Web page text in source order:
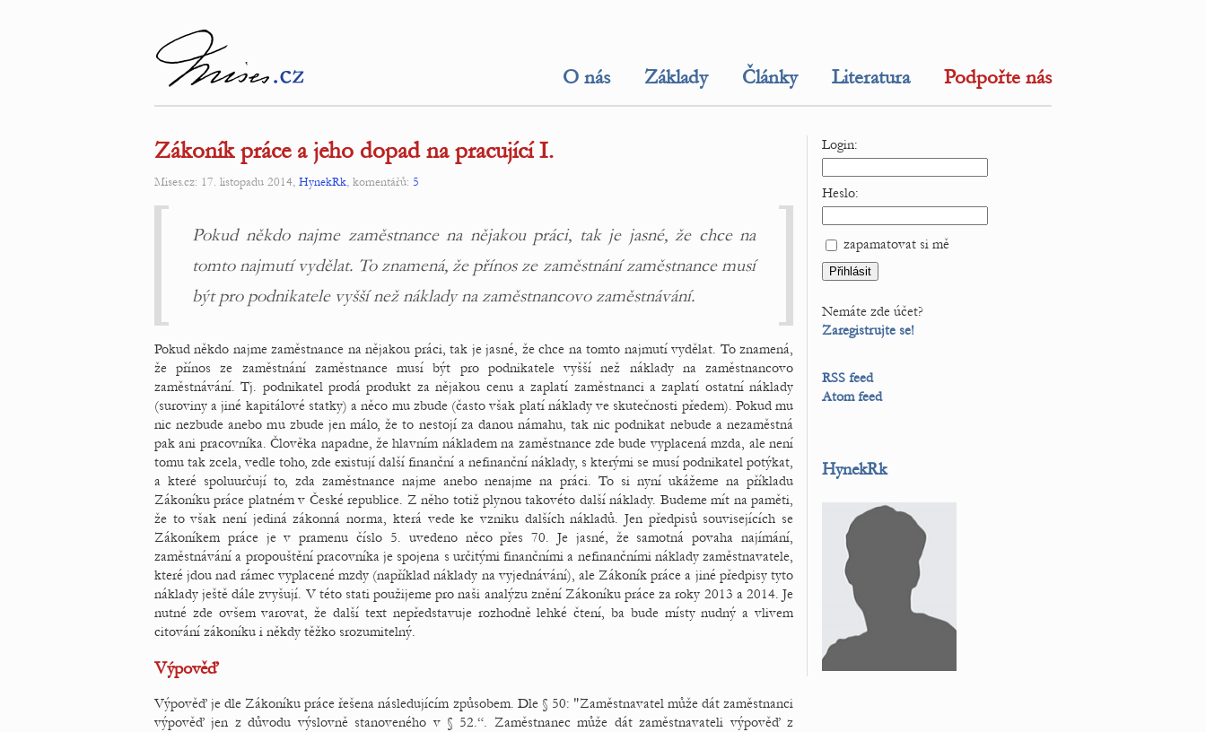
O nás Základy Články Literatura Podpořte nás
Zákoník práce a jeho dopad na pracující I.
Mises.cz: 17. listopadu 2014, HynekRk, komentářů: 5
Pokud někdo najme zaměstnance na nějakou práci, tak je jasné, že chce na
tomto najmutí vydělat. To znamená, že přínos ze zaměstnání zaměstnance musí
být pro podnikatele vyšší než náklady na zaměstnancovo zaměstnávání.
Pokud někdo najme zaměstnance na nějakou práci, tak je jasné, že chce na tomto najmutí vydělat. To znamená,
že přínos ze zaměstnání zaměstnance musí být pro podnikatele vyšší než náklady na zaměstnancovo
zaměstnávání. Tj. podnikatel prodá produkt za nějakou cenu a zaplatí zaměstnanci a zaplatí ostatní náklady
(suroviny a jiné kapitálové statky) a něco mu zbude (často však platí náklady ve skutečnosti předem). Pokud mu
nic nezbude anebo mu zbude jen málo, že to nestojí za danou námahu, tak nic podnikat nebude a nezaměstná
pak ani pracovníka. Člověka napadne, že hlavním nákladem na zaměstnance zde bude vyplacená mzda, ale není
tomu tak zcela, vedle toho, zde existují další finanční a nefinanční náklady, s kterými se musí podnikatel potýkat,
a které spoluurčují to, zda zaměstnance najme anebo nenajme na práci. To si nyní ukážeme na příkladu
Zákoníku práce platném v České republice. Z něho totiž plynou takovéto další náklady. Budeme mít na paměti,
že to však není jediná zákonná norma, která vede ke vzniku dalších nákladů. Jen předpisů souvisejících se
Zákoníkem práce je v pramenu číslo 5. uvedeno něco přes 70. Je jasné, že samotná povaha najímání,
zaměstnávání a propouštění pracovníka je spojena s určitými finančními a nefinančními náklady zaměstnavatele,
které jdou nad rámec vyplacené mzdy (například náklady na vyjednávání), ale Zákoník práce a jiné předpisy tyto
náklady ještě dále zvyšují. V této stati použijeme pro naši analýzu znění Zákoníku práce za roky 2013 a 2014. Je
nutné zde ovšem varovat, že další text nepředstavuje rozhodně lehké čtení, ba bude místy nudný a vlivem
citování zákoníku i někdy těžko srozumitelný.
Výpověď
Výpověď je dle Zákoníku práce řešena následujícím způsobem. Dle § 50: "Zaměstnavatel může dát zaměstnanci
výpověď jen z důvodu výslovně stanoveného v § 52.“. Zaměstnanec může dát zaměstnavateli výpověď z
Login:
Heslo:
zapamatovat si mě
Nemáte zde účet?
Zaregistrujte se!
RSS feed
Atom feed
HynekRk